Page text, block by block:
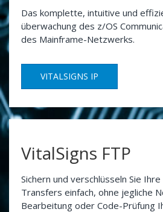
Das komplette, intuitive und
überwachung des z/OS
des Mainframe-Netzwerks.
VITALSIGNS IP
VitalSigns FTP
Sichern und verschlüsseln Sie
Transfers einfach, ohne jegliche
Bearbeitung oder Code-Prüfung